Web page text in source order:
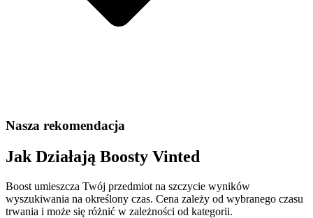
Nasza rekomendacja
Jak Działają Boosty Vinted
Boost umieszcza Twój przedmiot na szczycie wyników
wyszukiwania na określony czas. Cena zależy od wybranego czasu
trwania i może się różnić w zależności od kategorii.